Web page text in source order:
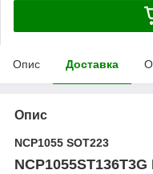
Опис Доставка
Опис
NCP1055 SOT223
NCP1055ST136T3G